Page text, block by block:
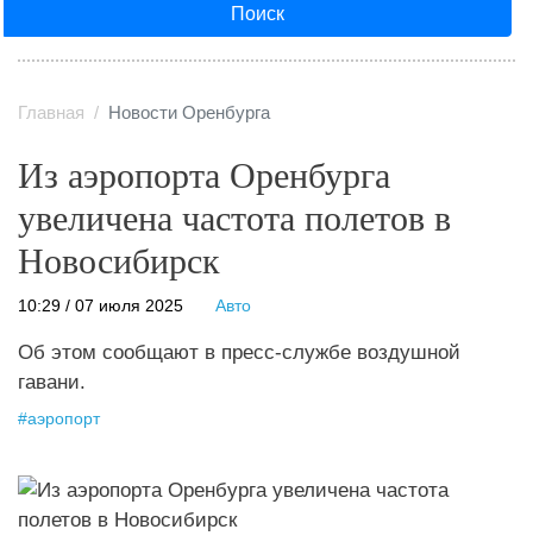
Поиск
Главная Новости Оренбурга
Из аэропорта Оренбурга
увеличена частота полетов в
Новосибирск
10:29 / 07 июля 2025 Авто
Об этом сообщают в пресс-службе воздушной
гавани.
#аэропорт